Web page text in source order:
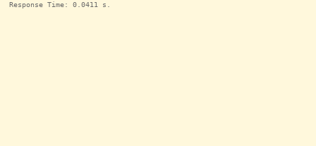
Response Time: 0.0411 s.